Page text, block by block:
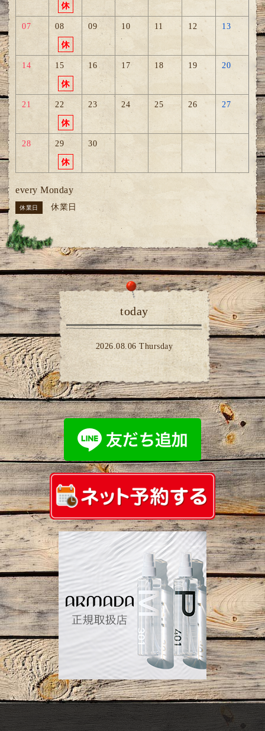
07 08 09 10 11 12 13
14 15 16 17 18 19 20
21 22 23 24 25 26 27
28 29 30
every Monday
休業日 休業日
today
2026.08.06 Thursday